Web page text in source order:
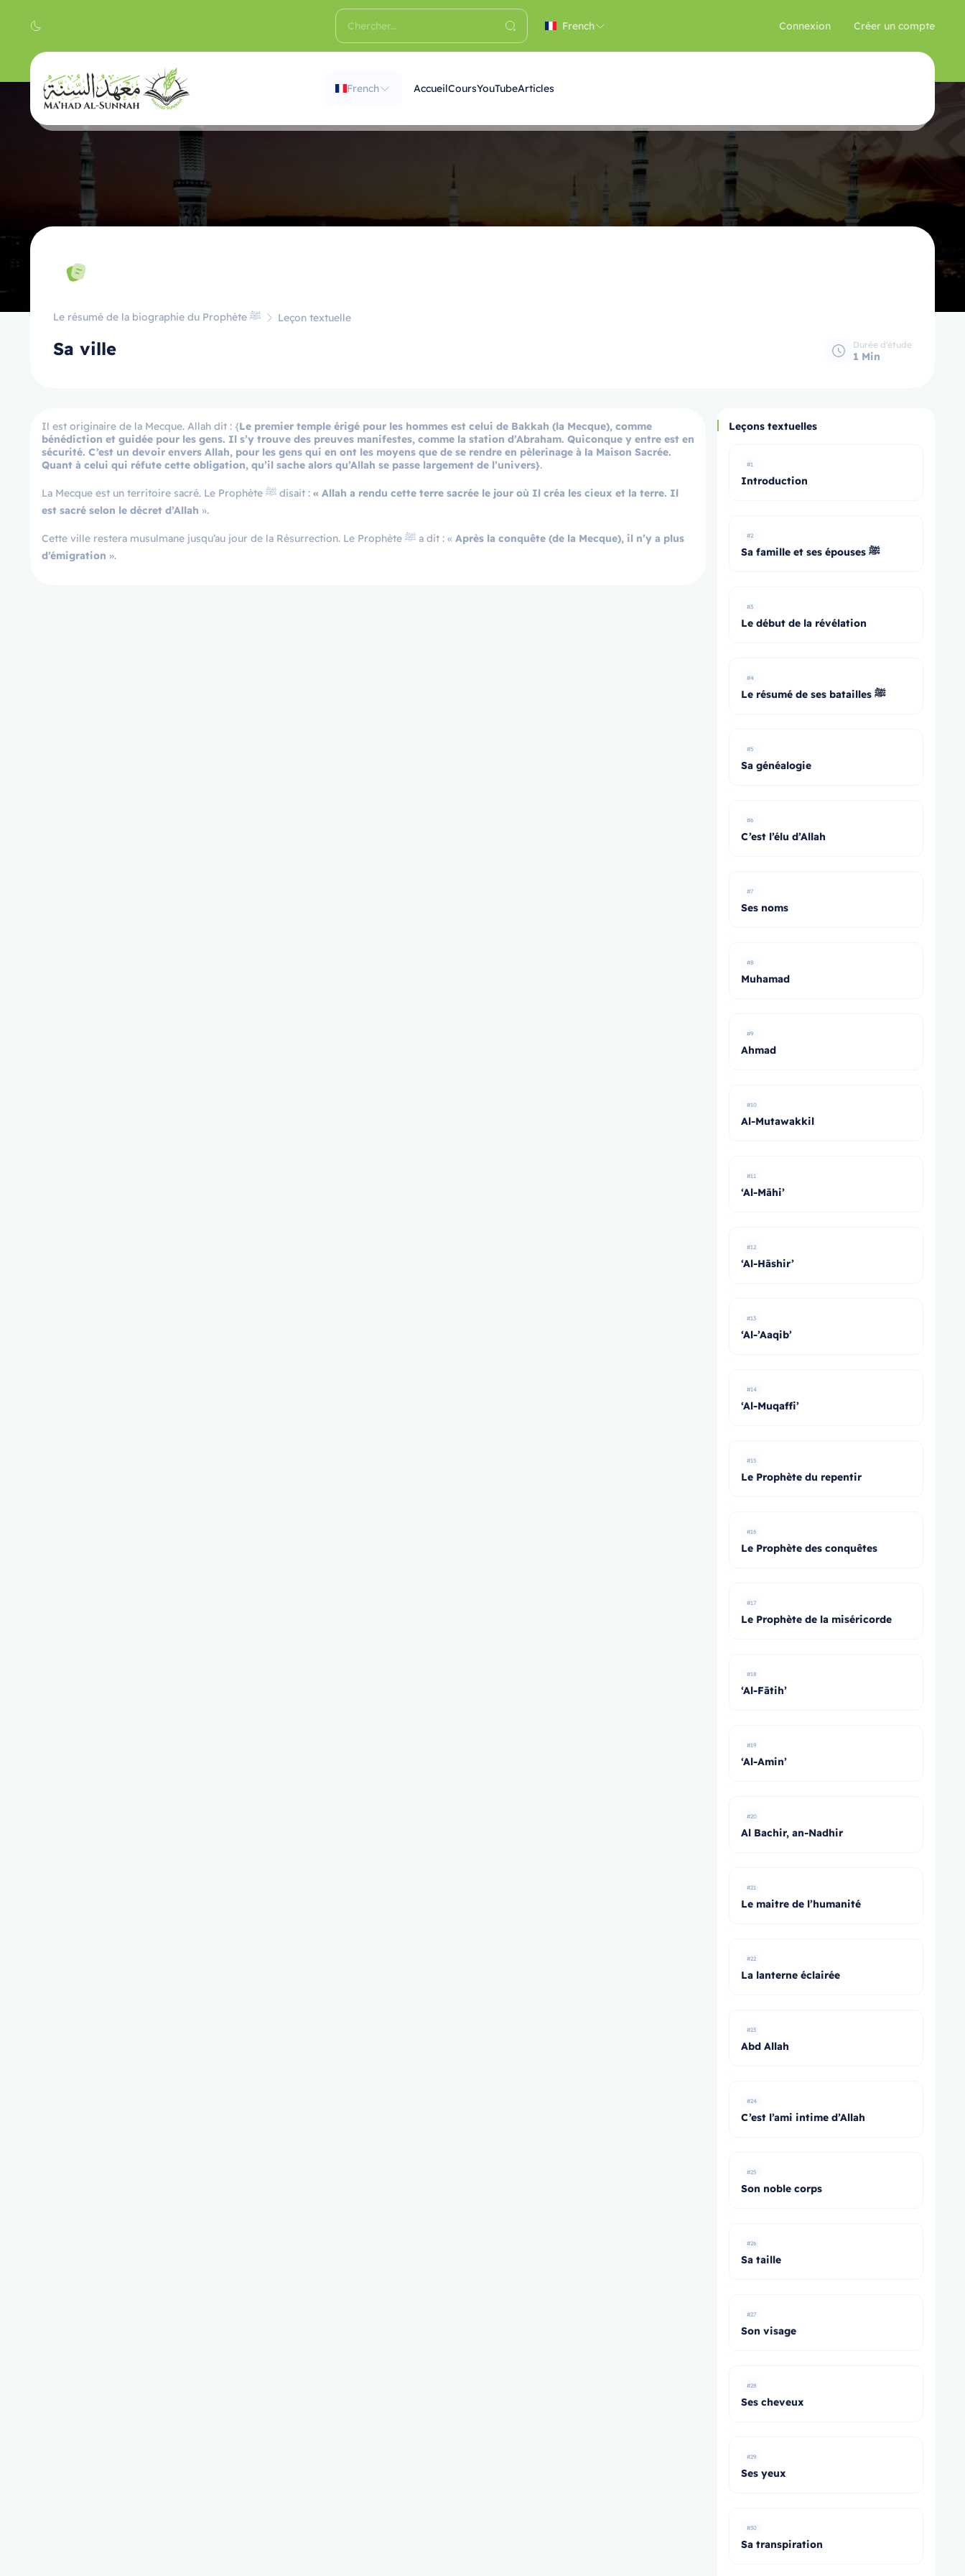
French Connexion Créer un compte
French AccueilCoursYouTubeArticles
Le résumé de la biographie du Prophète ﷺ Leçon textuelle
Sa ville Durée d'étude
1 Min
Il est originaire de la Mecque. Allah dit : {Le premier temple érigé pour les hommes est celui de Bakkah (la Mecque), comme
bénédiction et guidée pour les gens. Il s’y trouve des preuves manifestes, comme la station d’Abraham. Quiconque y entre est en
sécurité. C’est un devoir envers Allah, pour les gens qui en ont les moyens que de se rendre en pèlerinage à la Maison Sacrée.
Quant à celui qui réfute cette obligation, qu’il sache alors qu’Allah se passe largement de l’univers}.
La Mecque est un territoire sacré. Le Prophète ﷺ disait : « Allah a rendu cette terre sacrée le jour où Il créa les cieux et la terre. Il
est sacré selon le décret d’Allah ».
Cette ville restera musulmane jusqu’au jour de la Résurrection. Le Prophète ﷺ a dit : « Après la conquête (de la Mecque), il n’y a plus
d’émigration ».
Leçons textuelles
#1
Introduction
#2
Sa famille et ses épouses ﷺ
#3
Le début de la révélation
#4
Le résumé de ses batailles ﷺ
#5
Sa généalogie
#6
C’est l’élu d’Allah
#7
Ses noms
#8
Muhamad
#9
Ahmad
#10
Al-Mutawakkil
#11
‘Al-Māhi’
#12
‘Al-Hāshir’
#13
‘Al-’Aaqib’
#14
‘Al-Muqaffi’
#15
Le Prophète du repentir
#16
Le Prophète des conquêtes
#17
Le Prophète de la miséricorde
#18
‘Al-Fātih’
#19
‘Al-Amin’
#20
Al Bachir, an-Nadhir
#21
Le maitre de l’humanité
#22
La lanterne éclairée
#23
Abd Allah
#24
C’est l’ami intime d’Allah
#25
Son noble corps
#26
Sa taille
#27
Son visage
#28
Ses cheveux
#29
Ses yeux
#30
Sa transpiration